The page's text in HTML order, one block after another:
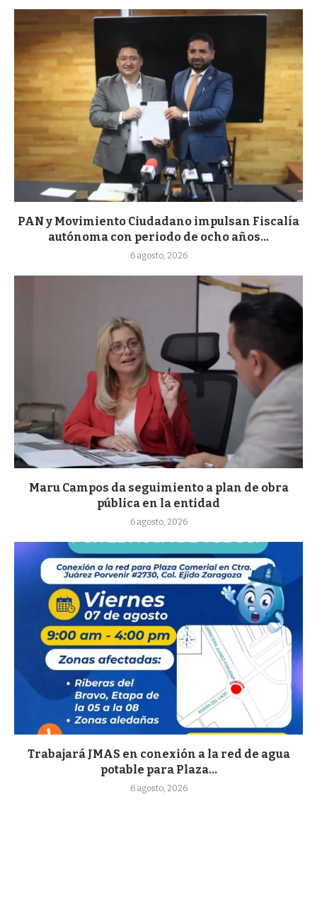
PAN y Movimiento Ciudadano impulsan Fiscalía
autónoma con periodo de ocho años...
6 agosto, 2026
Maru Campos da seguimiento a plan de obra
pública en la entidad
6 agosto, 2026
Trabajará JMAS en conexión a la red de agua
potable para Plaza...
6 agosto, 2026